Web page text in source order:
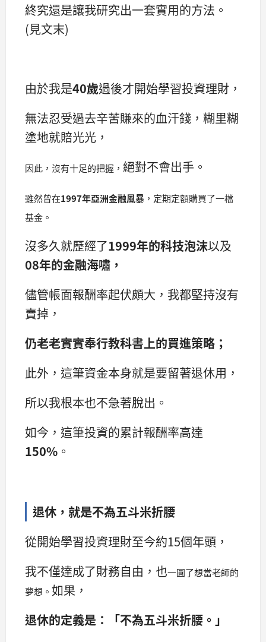
終究還是讓我研究出一套實用的方法。
(見文末)
由於我是40歲過後才開始學習投資理財，
無法忍受過去辛苦賺來的血汗錢，糊里糊
塗地就賠光光，
因此，沒有十足的把握， 絕對不會出手。
雖然曾在1997年亞洲金融風暴 ， 定期定額購買了一檔
基金。
沒多久就歷經了1999年的科技泡沫以及
08年的金融海嘯，
儘管帳面報酬率起伏頗大，我都堅持沒有
賣掉，
仍老老實實奉行教科書上的買進策略；
此外，這筆資金本身就是要留著退休用，
所以我根本也不急著脫出。
如今，這筆投資的累計報酬率高達
150% 。
退休，就是不為五斗米折腰
從開始學習投資理財至今約15個年頭，
我不僅達成了財務自由，也一圓了想當老師的
夢想。 如果，
退休的定義是：「不為五斗米折腰。」